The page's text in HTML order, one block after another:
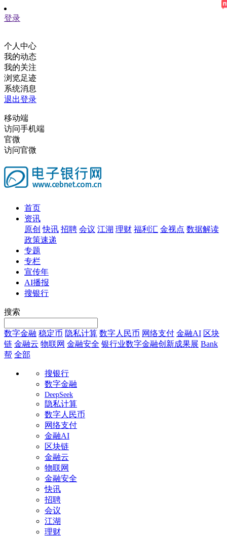
登录
个人中心
我的动态
我的关注
浏览足迹
系统消息
退出登录
移动端
访问手机端
官微
访问官微
首页
资讯
原创 快讯 招聘 会议 江湖 理财 福利汇 金视点 数据解读
政策速递
专题
专栏
宣传年
AI播报
搜银行
搜索
数字金融 稳定币 隐私计算 数字人民币 网络支付 金融AI 区块
链 金融云 物联网 金融安全 银行业数字金融创新成果展 Bank
帮 全部
搜银行
数字金融
DeepSeek
隐私计算
数字人民币
网络支付
金融AI
区块链
金融云
物联网
金融安全
快讯
招聘
会议
江湖
理财